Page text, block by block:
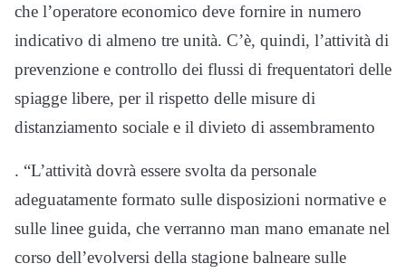
che l’operatore economico deve fornire in numero
indicativo di almeno tre unità. C’è, quindi, l’attività di
prevenzione e controllo dei flussi di frequentatori delle
spiagge libere, per il rispetto delle misure di
distanziamento sociale e il divieto di assembramento
. “L’attività dovrà essere svolta da personale
adeguatamente formato sulle disposizioni normative e
sulle linee guida, che verranno man mano emanate nel
corso dell’evolversi della stagione balneare sulle